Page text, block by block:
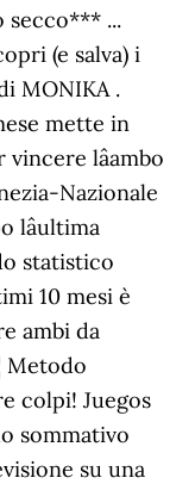
secco*** ...
(e salva) i
MONIKA .
mette in
lâambo
Nazionale
statistico
10 mesi è
ambi da
Metodo
colpi! Juegos
sommativo
su una